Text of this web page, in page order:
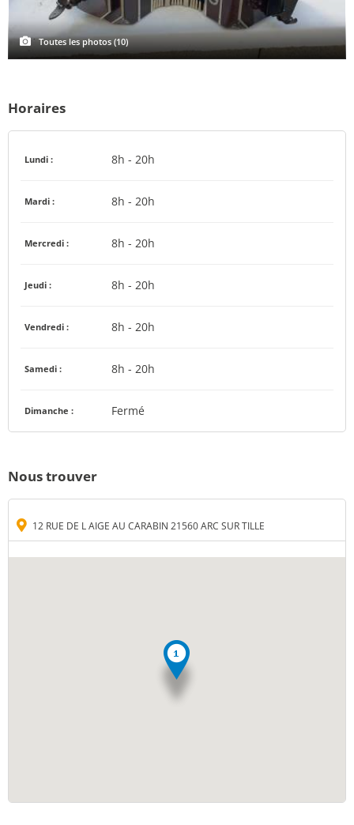
Toutes les photos (10)
Horaires
Lundi : 8h - 20h
Mardi : 8h - 20h
Mercredi : 8h - 20h
Jeudi : 8h - 20h
Vendredi : 8h - 20h
Samedi : 8h - 20h
Dimanche : Fermé
Nous trouver
12 RUE DE L AIGE AU CARABIN 21560 ARC SUR TILLE